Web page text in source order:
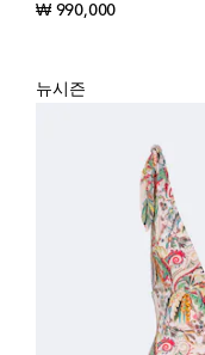
₩ 990,000original
뉴시즌